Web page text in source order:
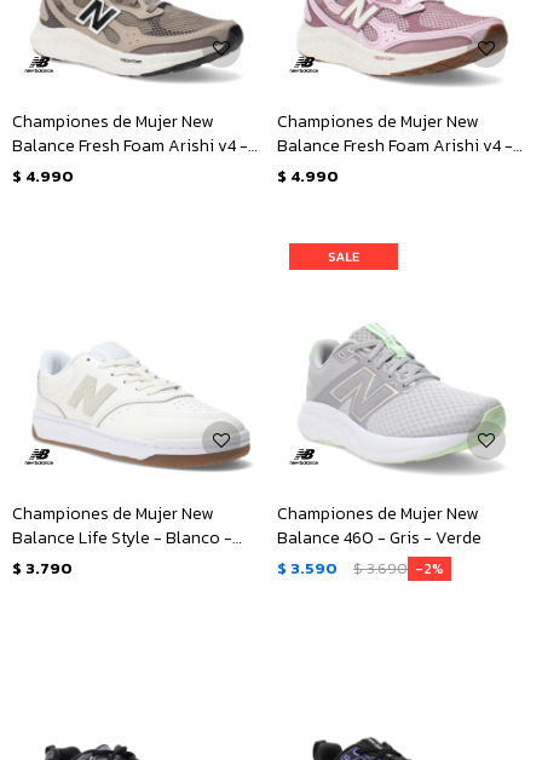
Championes de Mujer New
Balance Fresh Foam Arishi v4 -
Marrón - Negro
$ 4.990
Championes de Mujer New
Balance Fresh Foam Arishi v4 -
Rosado - Blanco
$ 4.990
Championes de Mujer New
Balance Life Style - Blanco -
Verde Claro
$ 3.790
Championes de Mujer New
Balance 460 - Gris - Verde
$ 3.590 $3.690 2